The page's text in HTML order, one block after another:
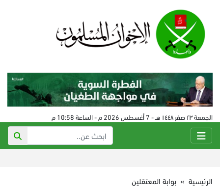
الجمعة ٢٣ صفر ١٤٤٨ هـ - 7 أغسطس 2026 م - الساعة 10:58 م
الرئيسية » بوابة المعتقلين